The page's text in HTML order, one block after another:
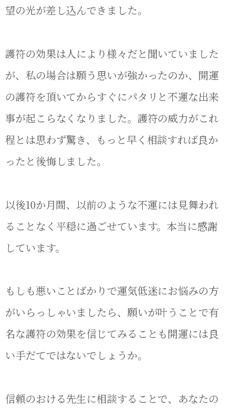
望の光が差し込んできました。
護符の効果は人により様々だと聞いていました
が、私の場合は願う思いが強かったのか、開運
の護符を頂いてからすぐにパタリと不運な出来
事が起こらなくなりました。護符の威力がこれ
程とは思わず驚き、もっと早く相談すれば良か
ったと後悔しました。
以後10か月間、以前のような不運には見舞われ
ることなく平穏に過ごせています。本当に感謝
しています。
もしも悪いことばかりで運気低迷にお悩みの方
がいらっしゃいましたら、願いが叶うことで有
名な護符の効果を信じてみることも開運には良
い手だてではないでしょうか。
信頼のおける先生に相談することで、あなたの